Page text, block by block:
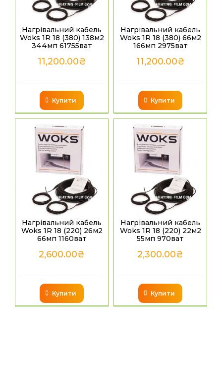
Нагрівальний кабель
Woks 1R 18 (380) 138м2
344мп 61755ват
11,200.00₴
Купити
Нагрівальний кабель
Woks 1R 18 (380) 66м2
166мп 2975ват
11,200.00₴
Купити
Нагрівальний кабель
Woks 1R 18 (220) 26м2
66мп 1160ват
2,600.00₴
Купити
Нагрівальний кабель
Woks 1R 18 (220) 22м2
55мп 970ват
2,300.00₴
Купити